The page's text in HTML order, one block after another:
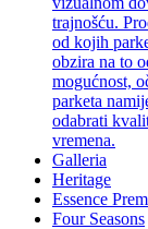
trajnošću.
od kojih
obzira na to
mogućnost,
parketa
odabrati
vremena.
Galleria
Heritage
Essence
Four Seasons